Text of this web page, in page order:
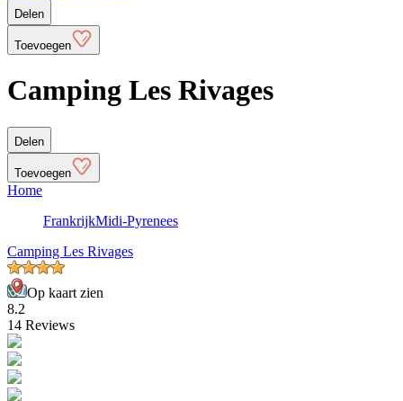
Delen
Toevoegen
Camping Les Rivages
Delen
Toevoegen
Home
FrankrijkMidi-Pyrenees
Camping Les Rivages
Op kaart zien
8.2
14 Reviews